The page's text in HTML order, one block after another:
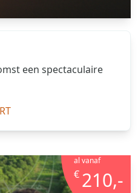
een spectaculaire
al vanaf
€ 210,-